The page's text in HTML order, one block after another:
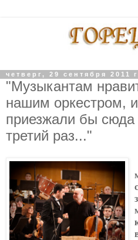
четверг, 29 сентября 2011
"Музыкантам
нашим оркестром,
приезжали бы сюда
третий раз..."